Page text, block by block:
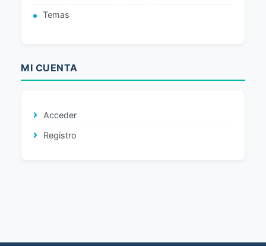
Temas
MI CUENTA
Acceder
Registro